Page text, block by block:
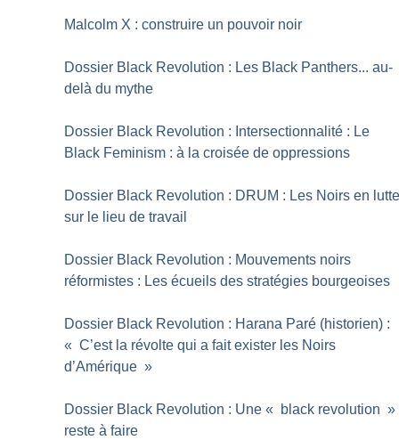
Malcolm X : construire un pouvoir noir
Dossier Black Revolution : Les Black Panthers... au-
delà du mythe
Dossier Black Revolution : Intersectionnalité : Le
Black Feminism : à la croisée de oppressions
Dossier Black Revolution : DRUM : Les Noirs en
sur le lieu de travail
Dossier Black Revolution : Mouvements noirs
réformistes : Les écueils des stratégies bourgeoises
Dossier Black Revolution : Harana Paré (historien) :
« C’est la révolte qui a fait exister les Noirs
d’Amérique »
Dossier Black Revolution : Une « black revolution »
reste à faire